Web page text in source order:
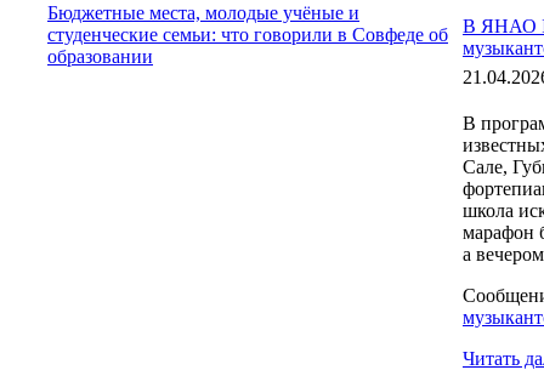
Бюджетные места, молодые учёные и
студенческие семьи: что говорили в Совфеде об
образовании
В ЯНАО II
В
Сале,
школа
марафон
а
Читать